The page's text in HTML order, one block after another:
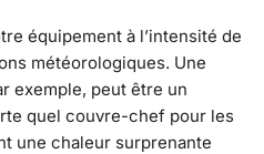
équipement à l’intensité de
météorologiques. Une
exemple, peut être un
quel couvre-chef pour les
une chaleur surprenante